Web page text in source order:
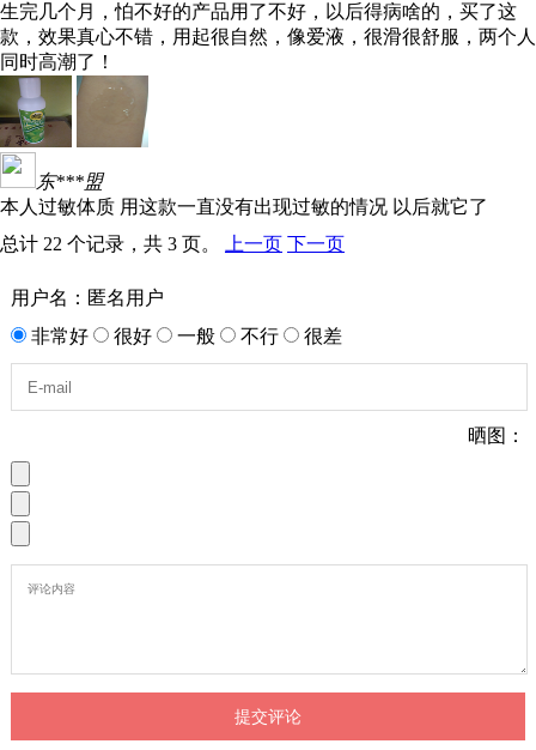
生完几个月，怕不好的产品用了不好，以后得病啥的，买了这
款，效果真心不错，用起很自然，像爱液，很滑很舒服，两个人
同时高潮了！
东***盟
本人过敏体质 用这款一直没有出现过敏的情况 以后就它了
总计 22 个记录，共 3 页。
上一页 下一页
用户名：匿名用户
非常好
很好 一般 不行 很差
晒图：